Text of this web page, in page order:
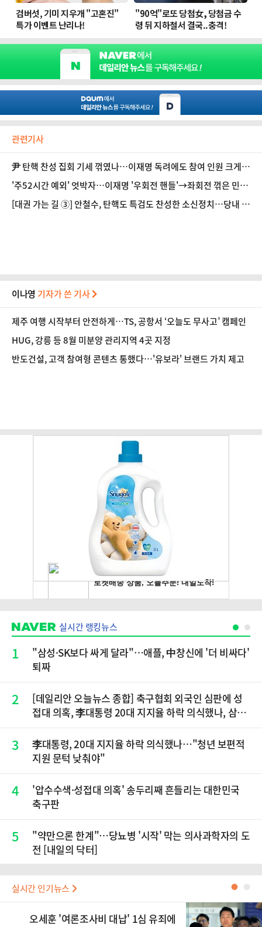
관련기사
尹 탄핵 찬성 집회 기세 꺾였나…이재명 독려에도 참여 인원 크게
줄어
'주52시간 예외' 엇박자…이재명 '우회전 핸들'→좌회전 꺾은 민주
당 [정국 기상대]
[대권 가는 길 ③] 안철수, 탄핵도 특검도 찬성한 소신정치…당내 세
이나영 기자가 쓴 기사
제주 여행 시작부터 안전하게…TS, 공항서 ‘오늘도 무사고’ 캠페인
HUG, 강릉 등 8월 미분양 관리지역 4곳 지정
반도건설, 고객 참여형 콘텐츠 통했다…'유보라' 브랜드 가치 제고
실시간 랭킹뉴스
1
"삼성·SK보다 싸게 달라"…애플, 中창신에 '더 비싸다'
퇴짜
2
[데일리안 오늘뉴스 종합] 축구협회 외국인 심판에 성
접대 의혹, 李대통령 20대 지지율 하락 의식했나, 삼전
재점화, 김민석 "과반 승리 가능성 99%" 등
3
李대통령, 20대 지지율 하락 의식했나…"청년 보편적
지원 문턱 낮춰야"
4
'압수수색·성접대 의혹' 송두리째 흔들리는 대한민국
축구판
5
"약만으론 한계"…당뇨병 '시작' 막는 의사과학자의 도
전 [내일의 닥터]
실시간 인기뉴스 ●
오세훈 '여론조사비 대납' 1심 유죄에